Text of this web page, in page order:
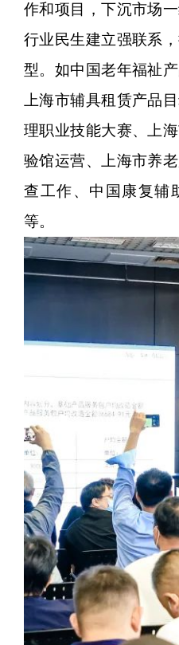
作和项目，下沉市场
行业民生建立强联系
型。如中国老年福祉
上海市辅具租赁产品
理职业技能大赛、上
验馆运营、上海市养
查工作、中国康复辅
等。